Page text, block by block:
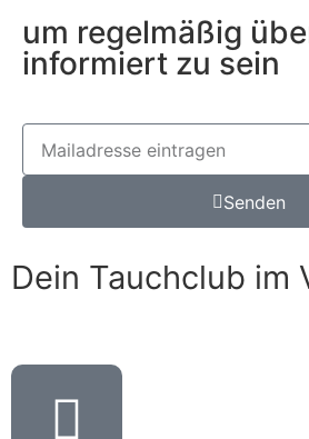
um regelmäßig
informiert zu sein
Senden
Dein Tauchclub im